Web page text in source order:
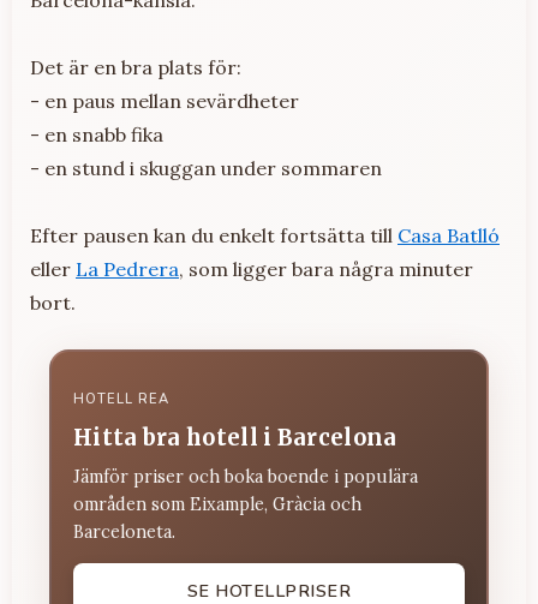
Det är en bra plats för:
- en paus mellan sevärdheter
- en snabb fika
- en stund i skuggan under sommaren
Efter pausen kan du enkelt fortsätta till Casa Batlló
eller La Pedrera, som ligger bara några minuter
bort.
HOTELL REA
Hitta bra hotell i Barcelona
Jämför priser och boka boende i populära
områden som Eixample, Gràcia och
Barceloneta.
SE HOTELLPRISER